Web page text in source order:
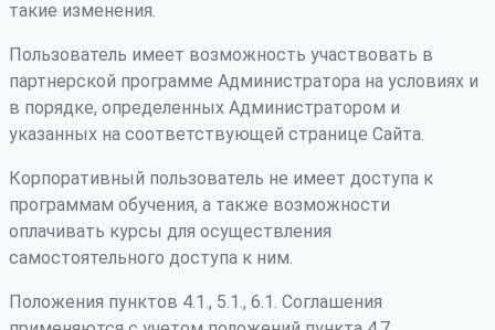
такие изменения.
Пользователь имеет возможность участвовать в
партнерской программе Администратора на условиях и
в порядке, определенных Администратором и
указанных на соответствующей странице Сайта.
Корпоративный пользователь не имеет доступа к
программам обучения, а также возможности
оплачивать курсы для осуществления
самостоятельного доступа к ним.
Положения пунктов 4.1., 5.1., 6.1. Соглашения